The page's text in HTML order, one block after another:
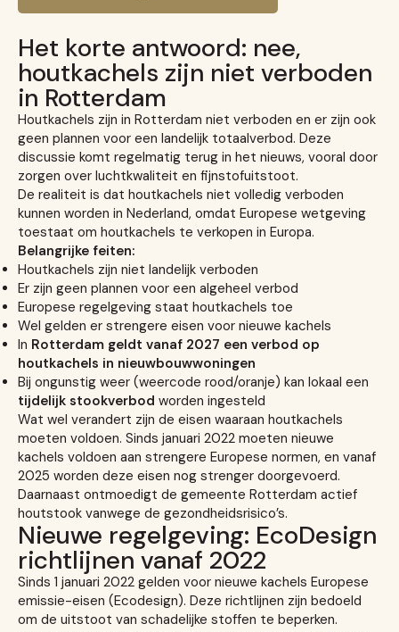
Het korte antwoord: nee,
houtkachels zijn niet verboden
in Rotterdam
Houtkachels zijn in Rotterdam niet verboden en er zijn ook
geen plannen voor een landelijk totaalverbod. Deze
discussie komt regelmatig terug in het nieuws, vooral door
zorgen over luchtkwaliteit en fijnstofuitstoot.
De realiteit is dat houtkachels niet volledig verboden
kunnen worden in Nederland, omdat Europese wetgeving
toestaat om houtkachels te verkopen in Europa.
Belangrijke feiten:
Houtkachels zijn niet landelijk verboden
Er zijn geen plannen voor een algeheel verbod
Europese regelgeving staat houtkachels toe
Wel gelden er strengere eisen voor nieuwe kachels
In Rotterdam geldt vanaf 2027 een verbod op
houtkachels in nieuwbouwwoningen
Bij ongunstig weer (weercode rood/oranje) kan lokaal een
tijdelijk stookverbod worden ingesteld
Wat wel verandert zijn de eisen waaraan houtkachels
moeten voldoen. Sinds januari 2022 moeten nieuwe
kachels voldoen aan strengere Europese normen, en vanaf
2025 worden deze eisen nog strenger doorgevoerd.
Daarnaast ontmoedigt de gemeente Rotterdam actief
houtstook vanwege de gezondheidsrisico’s.
Nieuwe regelgeving: EcoDesign
richtlijnen vanaf 2022
Sinds 1 januari 2022 gelden voor nieuwe kachels Europese
emissie-eisen (Ecodesign). Deze richtlijnen zijn bedoeld
om de uitstoot van schadelijke stoffen te beperken.